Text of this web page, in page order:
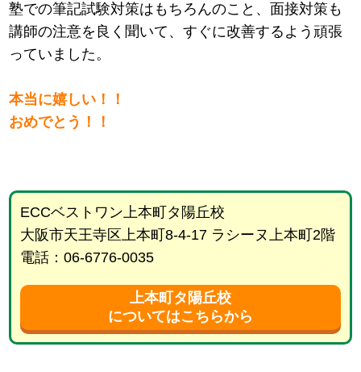
塾での筆記試験対策はもちろんのこと、面接対策も
講師の注意を良く聞いて、すぐに改善するよう頑張
っていました。
本当に嬉しい！！
おめでとう！！
ECCベストワン上本町タ陽丘校
大阪市天王寺区上本町8-4-17 ラシーヌ上本町2階
電話：06-6776-0035
上本町タ陽丘校
についてはこちらから